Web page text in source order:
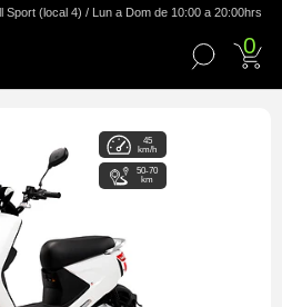
Sport (local 4) / Lun a Dom de 10:00 a 20:00hrs
0
45
km/h
50-70
km